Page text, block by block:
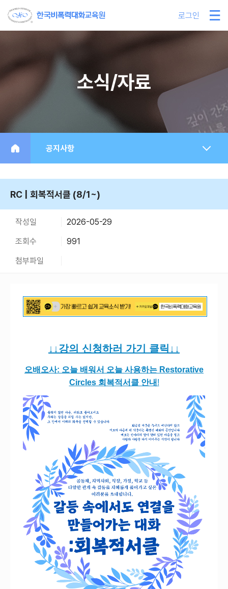
로그인
소식/자료
공지사항
RC | 회복적서클 (8/1~)
작성일
2026-05-29
조회수
991
첨부파일